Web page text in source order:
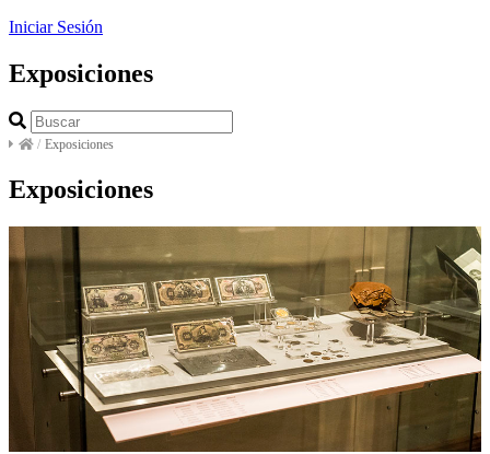
Iniciar Sesión
Exposiciones
/ Exposiciones
Exposiciones